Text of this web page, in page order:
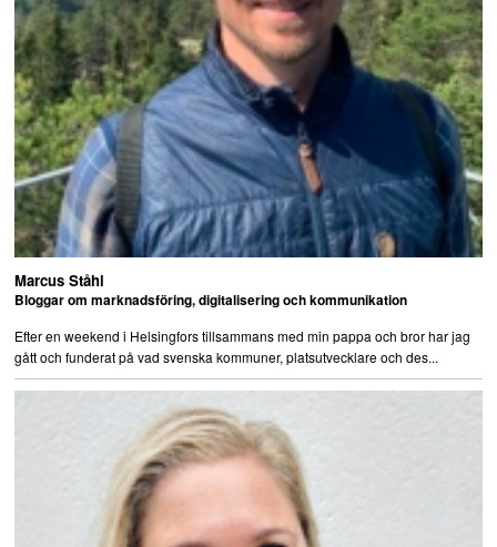
Marcus Ståhl
Bloggar om marknadsföring, digitalisering och kommunikation
Efter en weekend i Helsingfors tillsammans med min pappa och bror har jag
gått och funderat på vad svenska kommuner, platsutvecklare och des...